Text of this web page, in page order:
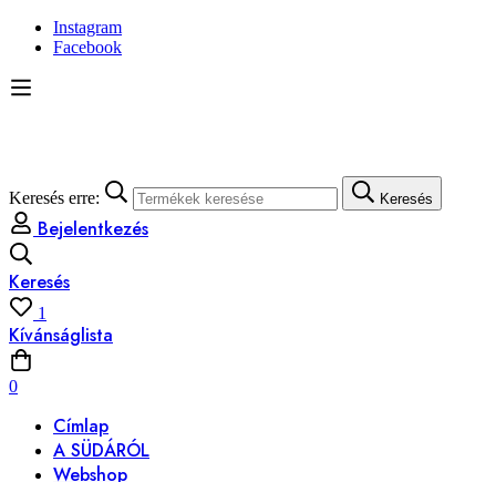
Instagram
Facebook
Keresés erre: Keresés
Bejelentkezés
Keresés
1
Kívánságlista
0
Címlap
A SÜDÁRÓL
Webshop